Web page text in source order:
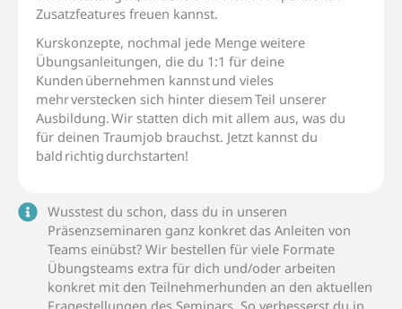
Zusatzfeatures freuen kannst.
Kurskonzepte, nochmal jede Menge weitere
Übungsanleitungen, die du 1:1 für deine
Kunden übernehmen kannstund vieles
mehrverstecken sich hinter diesemTeil unserer
Ausbildung.Wir statten dich mit allem aus, was du
für deinen Traumjob brauchst. Jetzt kannst du
bald richtig durchstarten!
Wusstest du schon, dass du in unseren
Präsenzseminaren ganz konkret das Anleiten von
Teams einübst? Wir bestellen für viele Formate
Übungsteams extra für dich und/oder arbeiten
konkret mit den Teilnehmerhunden an den aktuellen
Fragestellungen des Seminars. So verbesserst du in